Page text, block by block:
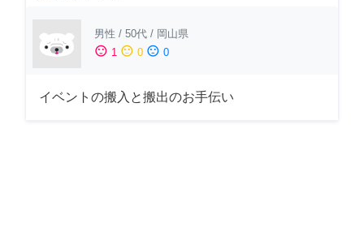
男性 / 50代 / 岡山県
sentiment_satisfied 1 sentiment_neutral 0 sentiment_dissatisfied 0
イベントの搬入と搬出のお手伝い